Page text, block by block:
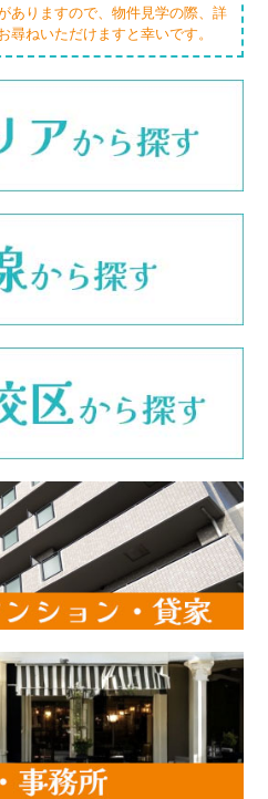
ありますので、物件見学の際、詳
尋ねいただけますと幸いです。